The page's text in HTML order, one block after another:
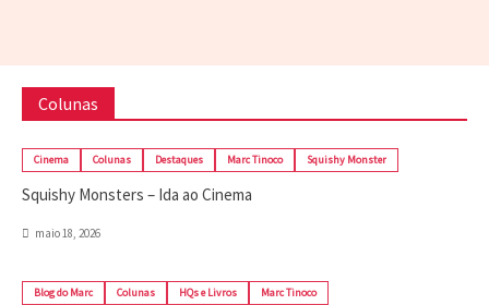
Colunas
Cinema Colunas Destaques Marc Tinoco Squishy Monster
Squishy Monsters – Ida ao Cinema
maio 18, 2026
Blog do Marc Colunas HQs e Livros Marc Tinoco